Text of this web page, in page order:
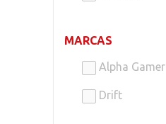
MARCAS
Alpha Gamer
Drift